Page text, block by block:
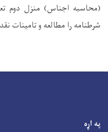
(محاسبه اجناس) منزل دوم
شرطنامه را مطالعه و تامینات
په اړه